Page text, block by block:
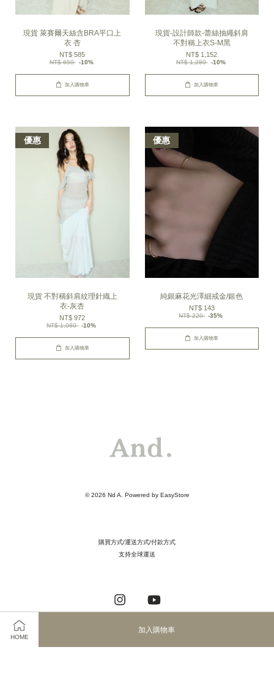
HOME
加入購物車
現貨 萊賽爾天絲含BRA平口上
衣 杏
NT$ 585
NT$ 650 -10%
加入購物車
現貨-設計師款-蕾絲抽繩斜肩
不對稱上衣S-M黑
NT$ 1,152
NT$ 1,280 -10%
加入購物車
優惠
現貨 不對稱斜肩紋理針織上
衣-灰杏
NT$ 972
NT$ 1,080 -10%
加入購物車
優惠
純銀麻花光澤細戒金/銀色
NT$ 143
NT$ 220 -35%
加入購物車
© 2026 Nd A. Powered by EasyStore
購買方式/運送方式/付款方式
支持全球運送
Instagram